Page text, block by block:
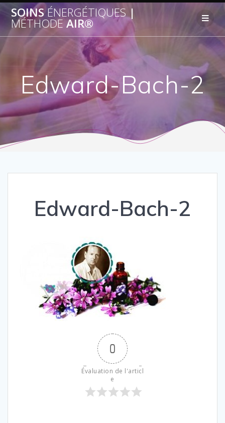
SOINSÉNERGÉTIQUES|
MÉTHODEAIR®
Edward-Bach-2
Edward-Bach-2
0
Évaluation de l'articl
e